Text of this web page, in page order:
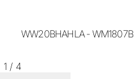
WW20BHAHLA - WM1807B
1 / 4